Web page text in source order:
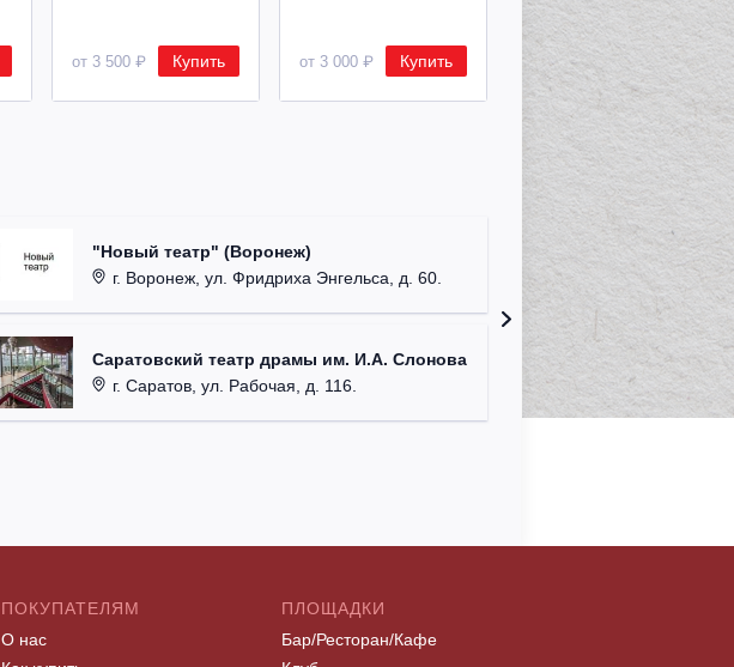
от 3 500 ₽ Купить от 3 000 ₽ Купить от 8 500 ₽ Купить
"Новый театр" (Воронеж)
г. Воронеж, ул. Фридриха Энгельса, д. 60.
Саратовский театр драмы им. И.А. Слонова
г. Саратов, ул. Рабочая, д. 116.
театр"
г.
ДК им.
г.
ПОКУПАТЕЛЯМ
О нас
ПЛОЩАДКИ
Бар/Ресторан/Кафе